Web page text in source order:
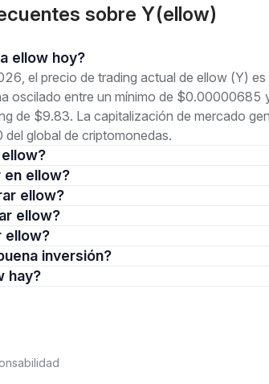
sobre Y(ellow)
ellow hoy?
el precio de trading actual de ellow (Y)
oscilado entre un mínimo de
de $9.83. La capitalización de mercado
global de criptomonedas.
ellow?
en ellow?
ellow?
ellow?
ellow?
buena inversión?
hay?